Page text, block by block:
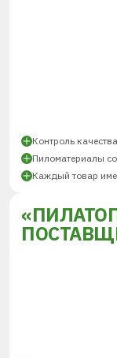
Контроль
Пиломатериалы
Каждый товар